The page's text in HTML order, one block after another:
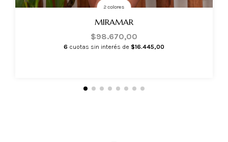
2 colores
MIRAMAR
$98.670,00
6 cuotas sin interés de $16.445,00